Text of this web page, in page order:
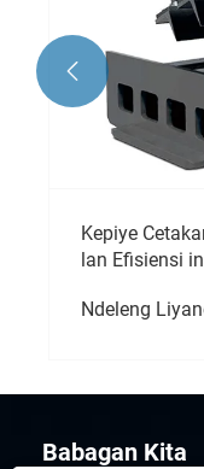
Kepiye
lan Efisiensi
Ndeleng

Babagan Kita